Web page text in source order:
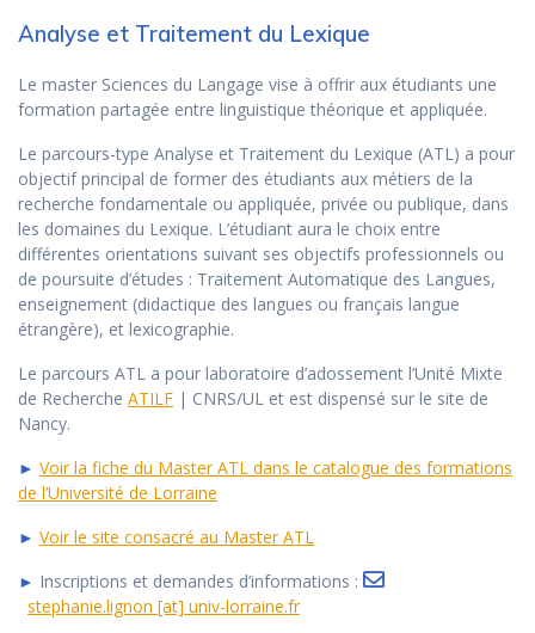
Analyse et Traitement du Lexique
Le master Sciences du Langage vise à offrir aux étudiants une
formation partagée entre linguistique théorique et appliquée.
Le parcours-type Analyse et Traitement du Lexique (ATL) a pour
objectif principal de former des étudiants aux métiers de la
recherche fondamentale ou appliquée, privée ou publique, dans
les domaines du Lexique. L’étudiant aura le choix entre
différentes orientations suivant ses objectifs professionnels ou
de poursuite d’études : Traitement Automatique des Langues,
enseignement (didactique des langues ou français langue
étrangère), et lexicographie.
Le parcours ATL a pour laboratoire d’adossement l’Unité Mixte
de Recherche ATILF | CNRS/UL et est dispensé sur le site de
Nancy.
► Voir la fiche du Master ATL dans le catalogue des formations
de l’Université de Lorraine
► Voir le site consacré au Master ATL
► Inscriptions et demandes d’informations :
stephanie.lignon [at] univ-lorraine.fr